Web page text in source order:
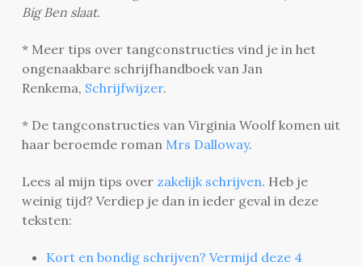
Big Ben slaat.
* Meer tips over tangconstructies vind je in het
ongenaakbare schrijfhandboek van Jan
Renkema, Schrijfwijzer.
* De tangconstructies van Virginia Woolf komen uit
haar beroemde roman Mrs Dalloway.
Lees al mijn tips over zakelijk schrijven. Heb je
weinig tijd? Verdiep je dan in ieder geval in deze
teksten:
Kort en bondig schrijven? Vermijd deze 4